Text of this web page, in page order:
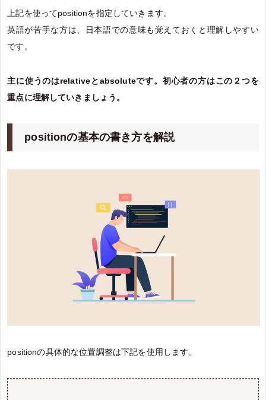
上記を使ってpositionを指定していきます。
英語が苦手な方は、日本語での意味も覚えておくと理解しやすい
です。
主に使うのはrelativeとabsoluteです。初心者の方はこの２つを
重点に理解していきましょう。
positionの基本の書き方を解説
positionの具体的な位置調整は下記を使用します。